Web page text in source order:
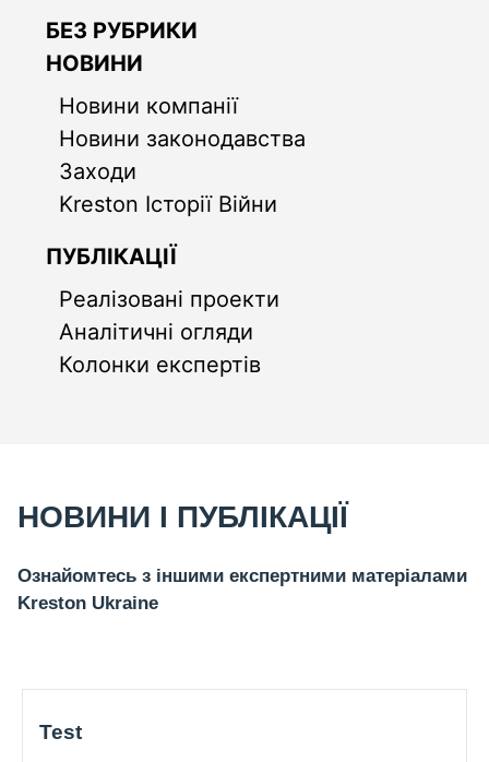
БЕЗ РУБРИКИ
НОВИНИ
Новини компанії
Новини законодавства
Заходи
Kreston Історії Війни
ПУБЛІКАЦІЇ
Реалізовані проекти
Аналітичні огляди
Колонки експертів
НОВИНИ І ПУБЛІКАЦІЇ
Ознайомтесь з іншими експертними матеріалами
Kreston Ukraine
Test